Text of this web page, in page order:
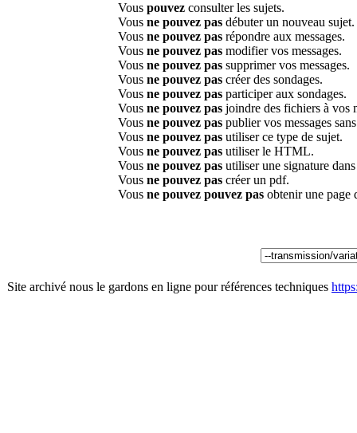
Vous pouvez consulter les sujets.
Vous ne pouvez pas débuter un nouveau sujet.
Vous ne pouvez pas répondre aux messages.
Vous ne pouvez pas modifier vos messages.
Vous ne pouvez pas supprimer vos messages.
Vous ne pouvez pas créer des sondages.
Vous ne pouvez pas participer aux sondages.
Vous ne pouvez pas joindre des fichiers à vos
Vous ne pouvez pas publier vos messages
Vous ne pouvez pas utiliser ce type de sujet.
Vous ne pouvez pas utiliser le HTML.
Vous ne pouvez pas utiliser une signature
Vous ne pouvez pas créer un pdf.
Vous ne pouvez pouvez pas obtenir une page
Site archivé nous le gardons en ligne pour références techniques